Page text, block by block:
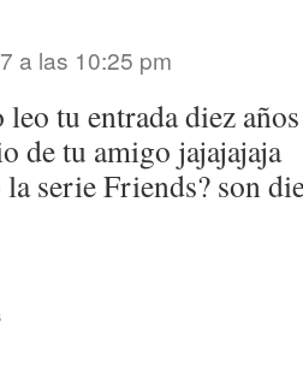
a las 10:25 pm
leo tu entrada diez
de tu amigo jajajajaja
la serie Friends? son